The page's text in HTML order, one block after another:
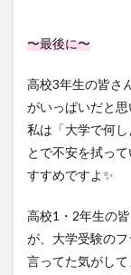
〜最後に〜
高校3年生の皆さ
がいっぱいだと思
私は「大学で何
とで不安を拭っ
すすめですよ✨️
高校1・2年生の
が、大学受験の
言ってた気がし